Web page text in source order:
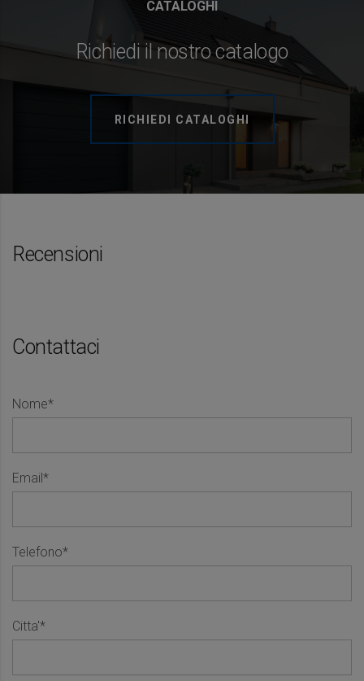
CATALOGHI
Richiedi il nostro catalogo
RICHIEDI CATALOGHI
Recensioni
Contattaci
Nome*
Email*
Telefono*
Citta'*